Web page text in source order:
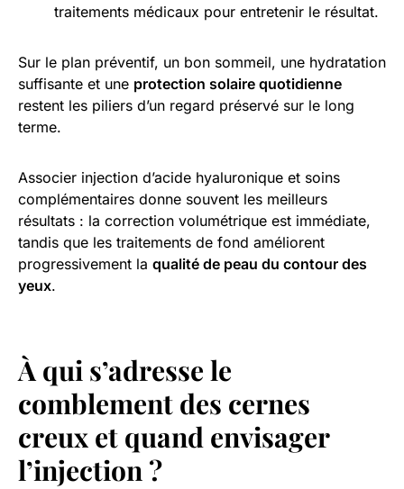
traitements médicaux pour entretenir le résultat.
Sur le plan préventif, un bon sommeil, une hydratation
suffisante et une protection solaire quotidienne
restent les piliers d’un regard préservé sur le long
terme.
Associer injection d’acide hyaluronique et soins
complémentaires donne souvent les meilleurs
résultats : la correction volumétrique est immédiate,
tandis que les traitements de fond améliorent
progressivement la qualité de peau du contour des
yeux.
À qui s’adresse le
comblement des cernes
creux et quand envisager
l’injection ?